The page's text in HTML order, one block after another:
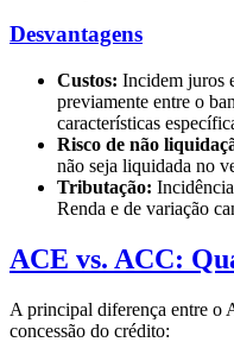
Desvantagens
Custos: Incidem juros
previamente entre o
características
Risco de não
não seja liquidada no
Tributação:
Renda e de variação
ACE vs. ACC:
A principal diferença entre o
concessão do crédito: